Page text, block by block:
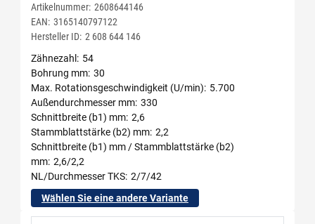
Artikelnummer: 2608644146
EAN: 3165140797122
Hersteller ID: 2 608 644 146
Zähnezahl 54
Bohrung mm 30
Max. Rotationsgeschwindigkeit (U/min)
5.700
Außendurchmesser mm 330
Schnittbreite (b1) mm 2,6
Stammblattstärke (b2) mm 2,2
Schnittbreite (b1) mm / Stammblattstärke (b2)
mm 2,6/2,2
NL/Durchmesser TKS 2/7/42
Wählen Sie eine andere Variante